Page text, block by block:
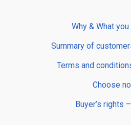
Why & What you
Summary of
Terms and
Choose
Buyer’s rights